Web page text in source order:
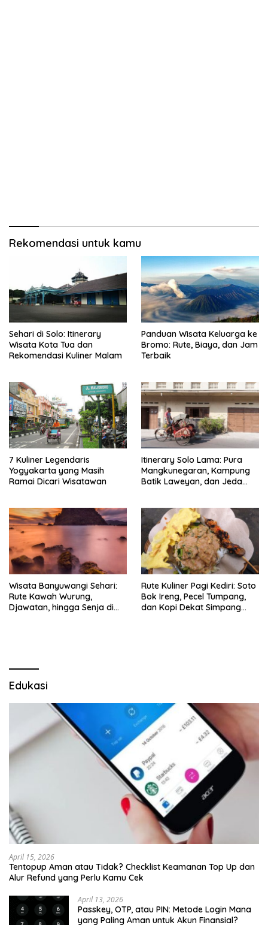
Rekomendasi untuk kamu
Sehari di Solo: Itinerary
Wisata Kota Tua dan
Rekomendasi Kuliner Malam
Panduan Wisata Keluarga ke
Bromo: Rute, Biaya, dan Jam
Terbaik
7 Kuliner Legendaris
Yogyakarta yang Masih
Ramai Dicari Wisatawan
Itinerary Solo Lama: Pura
Mangkunegaran, Kampung
Batik Laweyan, dan Jeda
Wisata Banyuwangi Sehari:
Rute Kawah Wurung,
Djawatan, hingga Senja di
Rute Kuliner Pagi Kediri: Soto
Bok Ireng, Pecel Tumpang,
dan Kopi Dekat Simpang
Edukasi
April 15, 2026
Tentopup Aman atau Tidak? Checklist Keamanan Top Up dan
Alur Refund yang Perlu Kamu Cek
April 13, 2026
Passkey, OTP, atau PIN: Metode Login Mana
yang Paling Aman untuk Akun Finansial?